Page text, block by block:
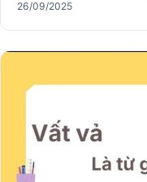
26/09/2025